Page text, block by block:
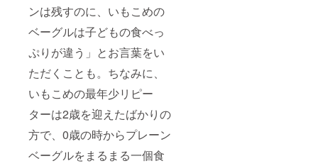
ンは残すのに、いもこめの
ベーグルは子どもの食べっ
ぷりが違う」とお言葉をい
ただくことも。ちなみに、
いもこめの最年少リピー
ターは2歳を迎えたばかりの
方で、0歳の時からプレーン
ベーグルをまるまる一個食